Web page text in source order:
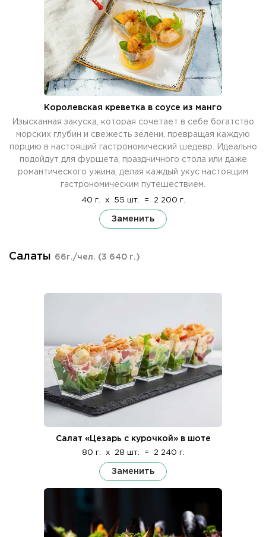
Королевская креветка в соусе из манго
Изысканная закуска, которая сочетает в себе богатство
морских глубин и свежесть зелени, превращая каждую
порцию в настоящий гастрономический шедевр. Идеально
подойдут для фуршета, праздничного стола или даже
романтического ужина, делая каждый укус настоящим
гастрономическим путешествием.
40 г. x 55 шт. = 2 200 г.
Заменить
Салаты 66г./чел. (3 640 г.)
Салат «Цезарь с курочкой» в шоте
80 г. x 28 шт. = 2 240 г.
Заменить